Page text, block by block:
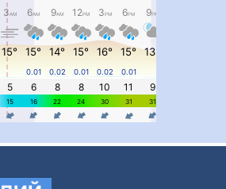
#PipIvanWeather
...
pimrec_project